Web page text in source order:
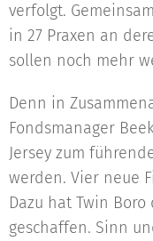
verfolgt.
in 27 Praxen an
sollen noch mehr
Denn in
Fondsmanager
Jersey zum
werden. Vier neue
Dazu hat Twin Boro
geschaffen. Sinn